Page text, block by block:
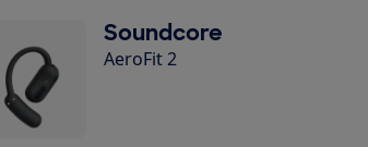
Soundcore
AeroFit 2